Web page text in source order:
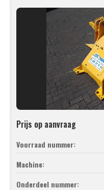
Prijs op aanvraag
Voorraad nummer:
Machine:
Onderdeel nummer: